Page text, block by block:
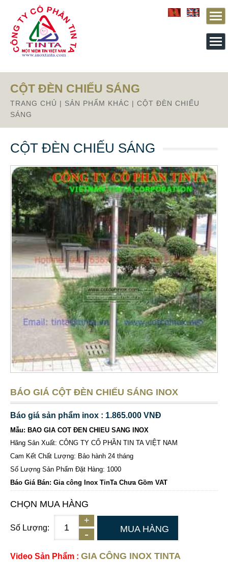
Từ mục này trở xuống là mã nguồn Zalo
CỘT ĐÈN CHIẾU SÁNG
TRANG CHỦ | SẢN PHẨM KHÁC | CỘT ĐÈN CHIẾU
SÁNG
CỘT ĐÈN CHIẾU SÁNG
BÁO GIÁ CỘT ĐÈN CHIẾU SÁNG INOX
Báo giá sản phẩm inox : 1.865.000 VNĐ
Mẫu: BAO GIA COT ĐEN CHIEU SANG INOX
Hãng Sản Xuất: CÔNG TY CỔ PHẦN TIN TA VIỆT NAM
Cam Kết Chất Lượng: Bảo hành 24 tháng
Số Lượng Sản Phẩm Đặt Hàng: 1000
Báo Giá Bán: Gia công Inox TinTa Chưa Gồm VAT
CHỌN MUA HÀNG
Số Lượng: MUA HÀNG
Video Sản Phẩm : GIA CÔNG INOX TINTA